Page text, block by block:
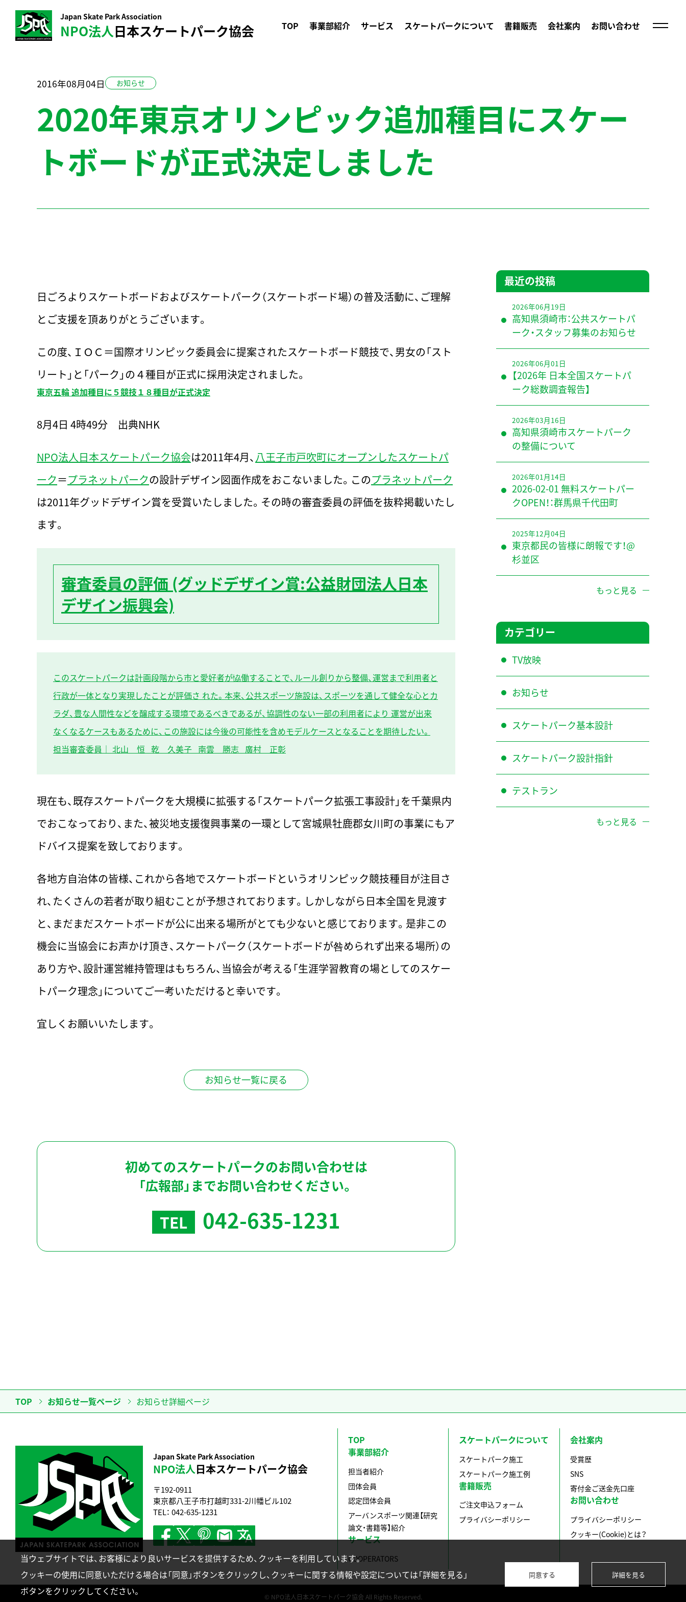
Japan Skate Park Association
NPO法人日本スケートパーク協会 TOP 事業部紹介 サービス スケートパークについて 書籍販売 会社案内 お問い合わせ
2016年08月04日 お知らせ
2020年東京オリンピック追加種目にスケー
トボードが正式決定しました
日ごろよりスケートボードおよびスケートパーク（スケートボード場）の普及活動に、ご理解
とご支援を頂ありがとうございます。
この度、ＩＯＣ＝国際オリンピック委員会に提案されたスケートボード競技で、男女の「スト
リート」と「パーク」の４種目が正式に採用決定されました。
東京五輪 追加種目に５競技１８種目が正式決定
8月4日 4時49分 出典NHK
NPO法人日本スケートパーク協会は2011年4月、八王子市戸吹町にオープンしたスケートパ
ーク＝プラネットパークの設計デザイン図面作成をおこないました。このプラネットパーク
は2011年グッドデザイン賞を受賞いたしました。その時の審査委員の評価を抜粋掲載いたし
ます。
審査委員の評価 (グッドデザイン賞:公益財団法人日本
デザイン振興会)
このスケートパークは計画段階から市と愛好者が恊働することで、ルール創りから整備、運営まで利用者と
行政が一体となり実現したことが評価さ れた。本来、公共スポーツ施設は、スポーツを通して健全な心とカ
ラダ、豊な人間性などを醸成する環境であるべきであるが、協調性のない一部の利用者により 運営が出来
なくなるケースもあるために、この施設には今後の可能性を含めモデルケースとなることを期待したい。
担当審査委員｜ 北山 恒 乾 久美子 南雲 勝志 廣村 正彰
現在も、既存スケートパークを大規模に拡張する「スケートパーク拡張工事設計」を千葉県内
でおこなっており、また、被災地支援復興事業の一環として宮城県牡鹿郡女川町の事業にもア
ドバイス提案を致しております。
各地方自治体の皆様、これから各地でスケートボードというオリンピック競技種目が注目さ
れ、たくさんの若者が取り組むことが予想されております。しかしながら日本全国を見渡す
と、まだまだスケートボードが公に出来る場所がとても少ないと感じております。是非この
機会に当協会にお声かけ頂き、スケートパーク（スケートボードが咎められず出来る場所）の
あり方や、設計運営維持管理はもちろん、当協会が考える「生涯学習教育の場としてのスケー
トパーク理念」についてご一考いただけると幸いです。
宜しくお願いいたします。
お知らせ一覧に戻る
初めてのスケートパークのお問い合わせは
「広報部」までお問い合わせください。
TEL 042-635-1231
最近の投稿
2026年06月19日
高知県須崎市：公共スケートパ
ーク・スタッフ募集のお知らせ
2026年06月01日
【2026年 日本全国スケートパ
ーク総数調査報告】
2026年03月16日
高知県須崎市スケートパーク
の整備について
2026年01月14日
2026-02-01 無料スケートパー
クOPEN！：群馬県千代田町
2025年12月04日
東京都民の皆様に朗報です！@
杉並区
もっと見る
カテゴリー
TV放映
お知らせ
スケートパーク基本設計
スケートパーク設計指針
テストラン
もっと見る
TOP お知らせ一覧ページ お知らせ詳細ページ
Japan Skate Park Association
NPO法人日本スケートパーク協会
〒192-0911
東京都八王子市打越町331-2川幡ビル102
TEL： 042-635-1231
TOP
事業部紹介
担当者紹介
団体会員
認定団体会員
アーバンスポーツ関連【研究
論文・書籍等】紹介
サービス
COOPERATORS
スケートパークについて
スケートパーク施工
スケートパーク施工例
書籍販売
ご注文申込フォーム
プライバシーポリシー
会社案内
受賞歴
SNS
寄付金ご送金先口座
お問い合わせ
プライバシーポリシー
クッキー(Cookie)とは？
© NPO法人日本スケートパーク協会 All Rights Reserved.
当ウェブサイトでは、お客様により良いサービスを提供するため、クッキーを利用しています。
クッキーの使用に同意いただける場合は「同意」ボタンをクリックし、クッキーに関する情報や設定については「詳細を見る」
ボタンをクリックしてください。
同意する 詳細を見る